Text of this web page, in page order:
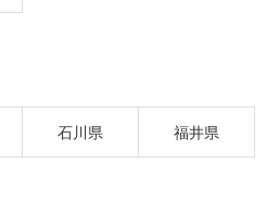
石川県 福井県